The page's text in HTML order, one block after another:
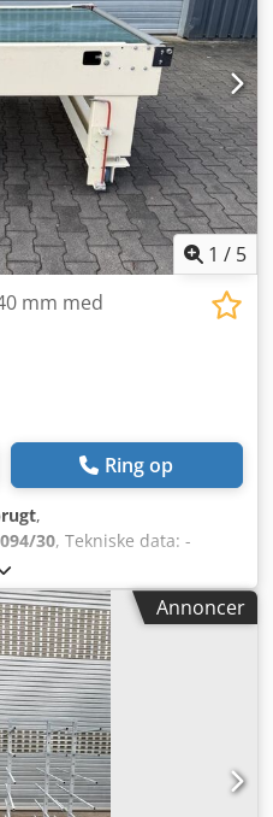
1 / 5
mm med
Ring op
,
30, Tekniske data: -
køreværk - Type: TN/L -
1.400 mm - Samlet
mm - Byggeår: 1994 -
m/min - Fremføring med
skal leveres
- Volt, Hz: 400 / 50 -
max. +/- 5 % -
Alfoa
Annoncer